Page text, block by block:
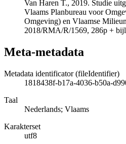
Van Haren T., 2019. Studie
Vlaams Planbureau voor
Omgeving) en Vlaamse
2018/RMA/R/1569, 286p +
Meta-metadata
Metadata identificator (fileIdentifier)
1818438f-b17a-4036-b50a-
Taal
Nederlands; Vlaams
Karakterset
utf8